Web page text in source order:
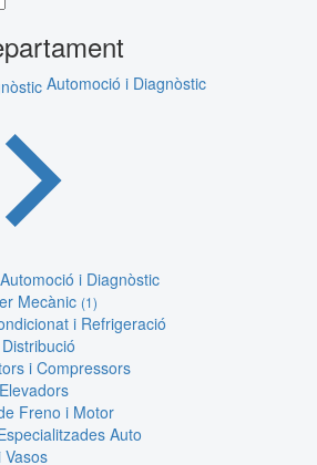
Automoció i Diagnòstic
i Diagnòstic
Mecànic (1)
i Refrigeració
i Compressors
Freno i Motor
Auto
Vasos